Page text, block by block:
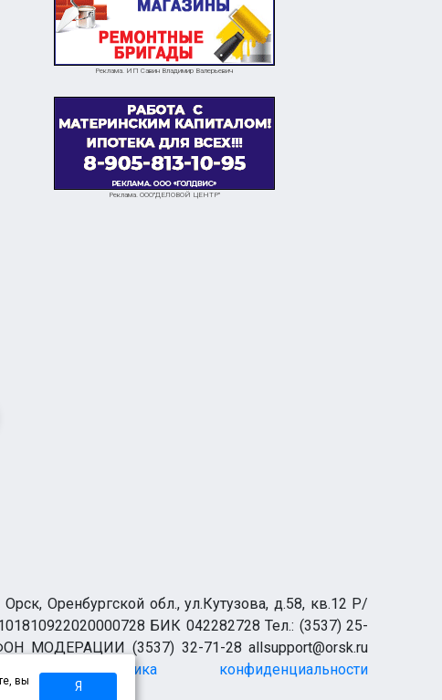
Реклама. ИП Савин Владимир Валерьевич
Реклама. ООО"ДЕЛОВОЙ ЦЕНТР"
Оренбургской обл., ул.Кутузова, д.58, кв.12 Р/
БИК 042282728 Тел.: (3537) 25-
МОДЕРАЦИИ (3537) 32-71-28 allsupport@orsk.ru
Политика конфиденциальности
вы
Я